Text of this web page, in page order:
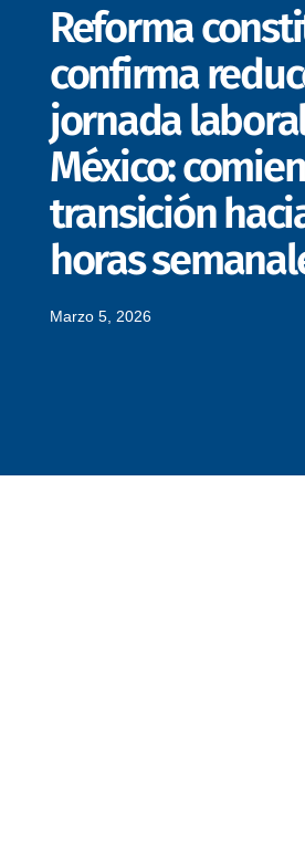
Reforma
confirma
jornada
México:
transición
horas
Marzo 5, 2026